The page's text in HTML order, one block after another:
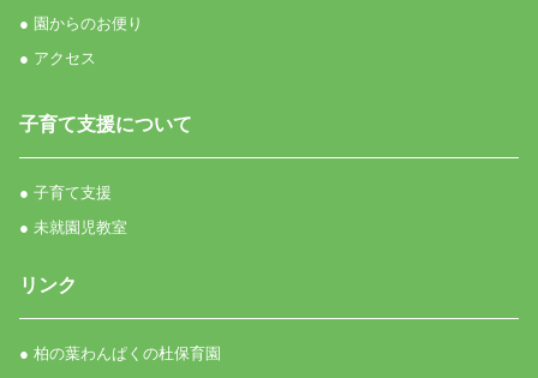
● 園からのお便り
● アクセス
子育て支援について
● 子育て支援
● 未就園児教室
リンク
● 柏の葉わんぱくの杜保育園